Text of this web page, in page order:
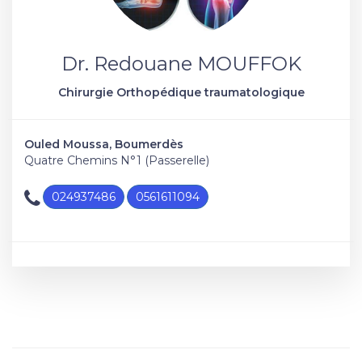
Dr. Redouane MOUFFOK
Chirurgie Orthopédique traumatologique
Ouled Moussa, Boumerdès
Quatre Chemins N°1 (Passerelle)
024937486 0561611094